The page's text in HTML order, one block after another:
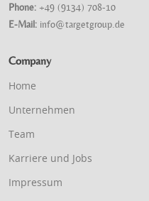
Phone: +49 (9134) 708-10
E-Mail: info@targetgroup.de
Company
Home
Unternehmen
Team
Karriere und Jobs
Impressum